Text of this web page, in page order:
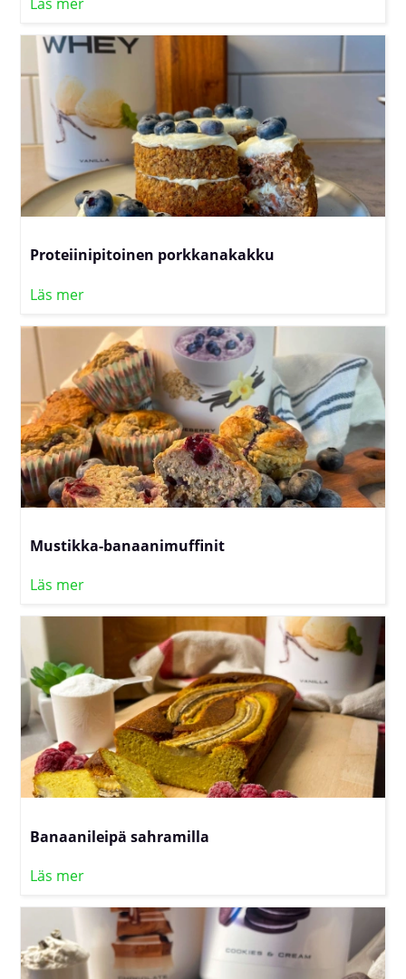
Proteiinipitoinen porkkanakakku
Läs mer
Mustikka-banaanimuffinit
Läs mer
Banaanileipä sahramilla
Läs mer